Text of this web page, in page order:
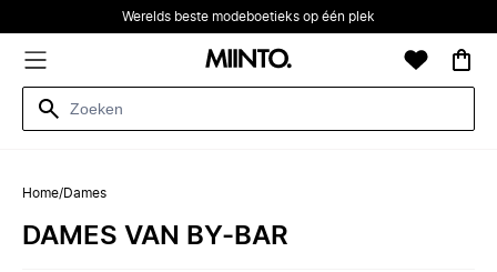
Werelds beste modeboetieks op één plek
Home/Dames
DAMES VAN BY-BAR